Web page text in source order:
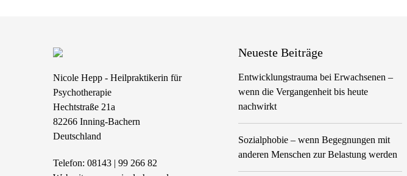
Nicole Hepp - Heilpraktikerin für
Psychotherapie
Hechtstraße 21a
82266 Inning-Bachern
Deutschland
Telefon: 08143 | 99 266 82
Neueste Beiträge
Entwicklungstrauma bei Erwachsenen –
wenn die Vergangenheit bis heute
nachwirkt
Sozialphobie – wenn Begegnungen mit
anderen Menschen zur Belastung werden